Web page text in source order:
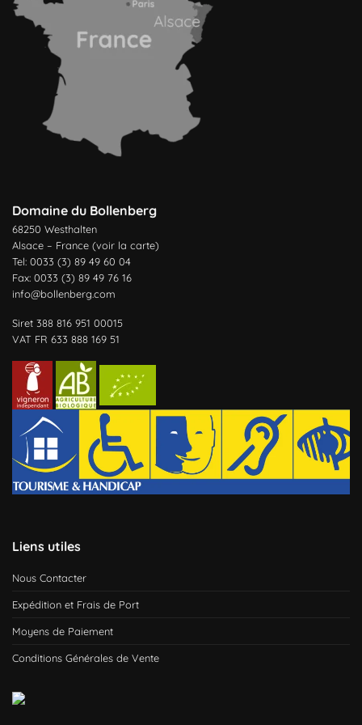
Domaine du Bollenberg
68250 Westhalten
Alsace – France (voir la carte)
Tel: 0033 (3) 89 49 60 04
Fax: 0033 (3) 89 49 76 16
info@bollenberg.com
Siret 388 816 951 00015
VAT FR 633 888 169 51
Liens utiles
Nous Contacter
Expédition et Frais de Port
Moyens de Paiement
Conditions Générales de Vente